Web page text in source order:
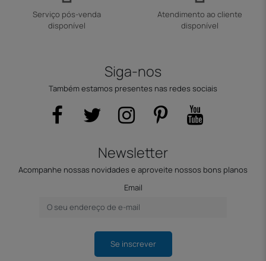
Serviço pós-venda
disponível
Atendimento ao cliente
disponível
Siga-nos
Também estamos presentes nas redes sociais
Newsletter
Acompanhe nossas novidades e aproveite nossos bons planos
Email
Se inscrever